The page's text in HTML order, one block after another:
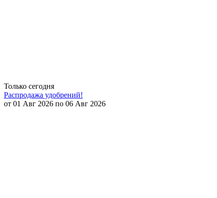
Только сегодня
Распродажа удобрений!
от 01 Авг 2026 по 06 Авг 2026